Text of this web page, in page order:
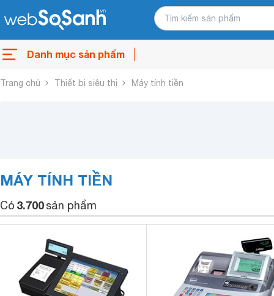
Danh mục sản phẩm
Trang chủ Thiết bị siêu thị Máy tính tiền
MÁY TÍNH TIỀN
Có 3.700sản phẩm